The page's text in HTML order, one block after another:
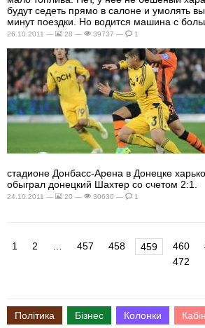
будут седеть прямо в салоне и умолять
минут поездки. Но водится машина с
26.10.2011 — 28 — 39737 — 1
стадионе Донбасс-Арена в Донецке
обыграл донецкий Шахтер со счетом 2:1.
24.10.2011 — 20 — 30630 — 1
1 2 457 458 459 460
472
Політика Бізнес Колонки